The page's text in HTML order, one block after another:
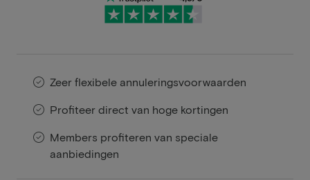
Zeer flexibele annuleringsvoorwaarden
Profiteer direct van hoge kortingen
Members profiteren van speciale
aanbiedingen